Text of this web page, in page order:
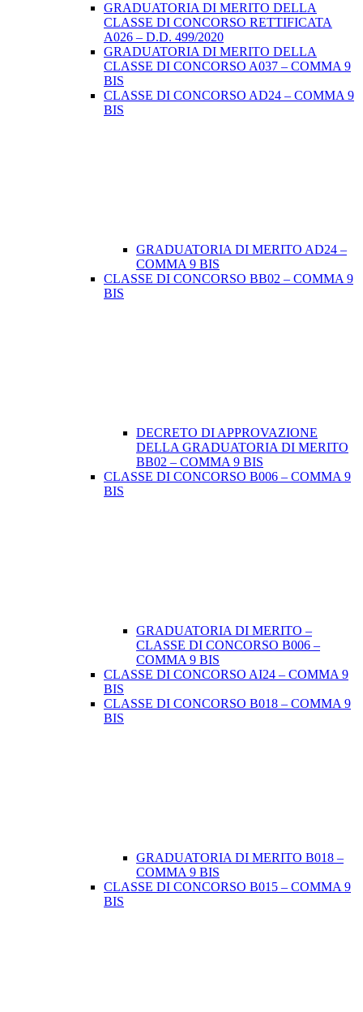
GRADUATORIA DI MERITO DELLA
CLASSE DI CONCORSO RETTIFICATA
A026 – D.D. 499/2020
GRADUATORIA DI MERITO DELLA
CLASSE DI CONCORSO A037 – COMMA 9
BIS
CLASSE DI CONCORSO AD24 – COMMA 9
BIS
GRADUATORIA DI MERITO AD24 –
COMMA 9 BIS
CLASSE DI CONCORSO BB02 – COMMA 9
BIS
DECRETO DI APPROVAZIONE
DELLA GRADUATORIA DI MERITO
BB02 – COMMA 9 BIS
CLASSE DI CONCORSO B006 – COMMA 9
BIS
GRADUATORIA DI MERITO –
CLASSE DI CONCORSO B006 –
COMMA 9 BIS
CLASSE DI CONCORSO AI24 – COMMA 9
BIS
CLASSE DI CONCORSO B018 – COMMA 9
BIS
GRADUATORIA DI MERITO B018 –
COMMA 9 BIS
CLASSE DI CONCORSO B015 – COMMA 9
BIS